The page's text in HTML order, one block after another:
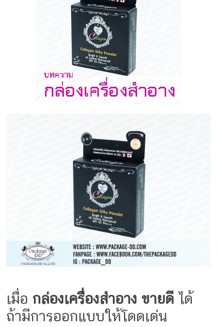
Packaging
Design
กล่อง
เซ็ต
รับ
ผลิต
เมื่อ กล่องเครื่องสำอาง ขายดี ได้
ถ้ามีการออกแบบให้โดดเด่น